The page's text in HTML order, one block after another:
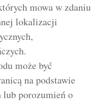
mowa w zdaniu
lokalizacji
może być
na podstawie
lub porozumień o